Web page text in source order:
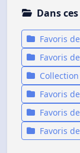
Dans
Favoris
Favoris
Favoris
Favoris
Favoris